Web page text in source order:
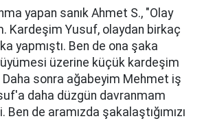
yapan sanık Ahmet S., "Olay
Kardeşim Yusuf, olaydan birkaç
yapmıştı. Ben de ona şaka
üzerine küçük kardeşim
Daha sonra ağabeyim Mehmet iş
daha düzgün davranmam
de aramızda şakalaştığımızı